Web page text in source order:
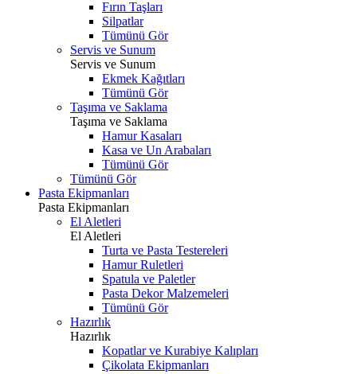
Fırın Taşları
Silpatlar
Tümünü Gör
Servis ve Sunum
Servis ve Sunum
Ekmek Kağıtları
Tümünü Gör
Taşıma ve Saklama
Taşıma ve Saklama
Hamur Kasaları
Kasa ve Un Arabaları
Tümünü Gör
Tümünü Gör
Pasta Ekipmanları
Pasta Ekipmanları
El Aletleri
El Aletleri
Turta ve Pasta Testereleri
Hamur Ruletleri
Spatula ve Paletler
Pasta Dekor Malzemeleri
Tümünü Gör
Hazırlık
Hazırlık
Kopatlar ve Kurabiye Kalıpları
Çikolata Ekipmanları